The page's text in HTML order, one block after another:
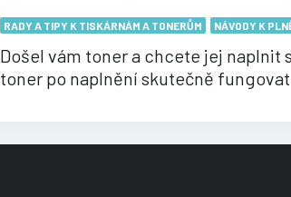
RADY A TIPY K TISKÁRNÁM A TONERŮM NÁVODY K
Došel vám toner a chcete jej naplnit
toner po naplnění skutečně